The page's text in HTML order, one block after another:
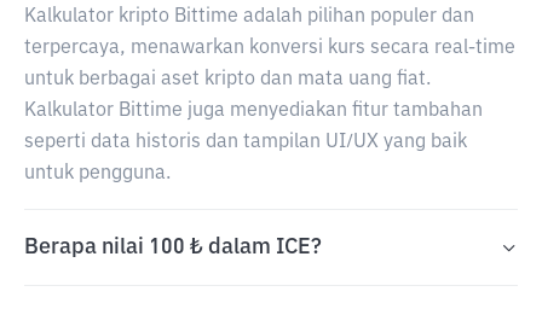
Kalkulator kripto Bittime adalah pilihan populer dan
terpercaya, menawarkan konversi kurs secara real-time
untuk berbagai aset kripto dan mata uang fiat.
Kalkulator Bittime juga menyediakan fitur tambahan
seperti data historis dan tampilan UI/UX yang baik
untuk pengguna.
Berapa nilai 100 ₺ dalam ICE?